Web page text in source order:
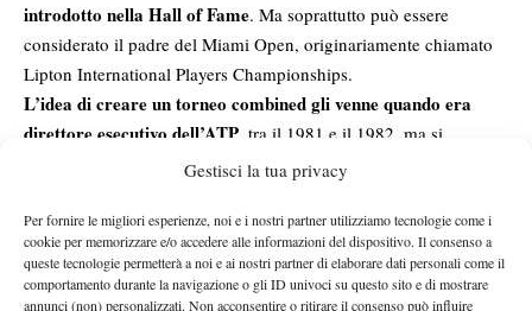
Gestisci la tua privacy
Per fornire le migliori esperienze, noi e i nostri partner utilizziamo tecnologie come i
cookie per memorizzare e/o accedere alle informazioni del dispositivo. Il consenso a
queste tecnologie permetterà a noi e ai nostri partner di elaborare dati personali come il
comportamento durante la navigazione o gli ID univoci su questo sito e di mostrare
annunci (non) personalizzati. Non acconsentire o ritirare il consenso può influire
introdotto nella Hall of Fame. Ma soprattutto può essere
considerato il padre del Miami Open, originariamente chiamato
Lipton International Players Championships.
L’idea di creare un torneo combined gli venne quando era
direttore esecutivo dell’ATP , tra il 1981 e il 1982, ma si
concretizzò solo nel 1985, quanto stipulò un contratto di 15 anni
fratello minore Cliff un evento a Delray Beach (1985) e uno a
Boca West (1986), arrivò in Florida eindividuò come location
Crandon Park, a Key Biscane.